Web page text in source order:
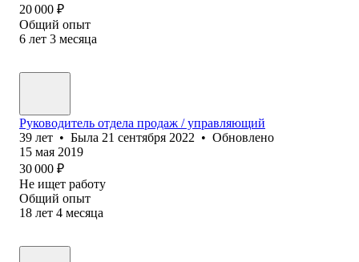
20 000 ₽
Общий опыт
6 лет 3 месяца
Руководитель отдела продаж / управляющий
39 лет • Была 21 сентября 2022 • Обновлено
15 мая 2019
30 000 ₽
Не ищет работу
Общий опыт
18 лет 4 месяца